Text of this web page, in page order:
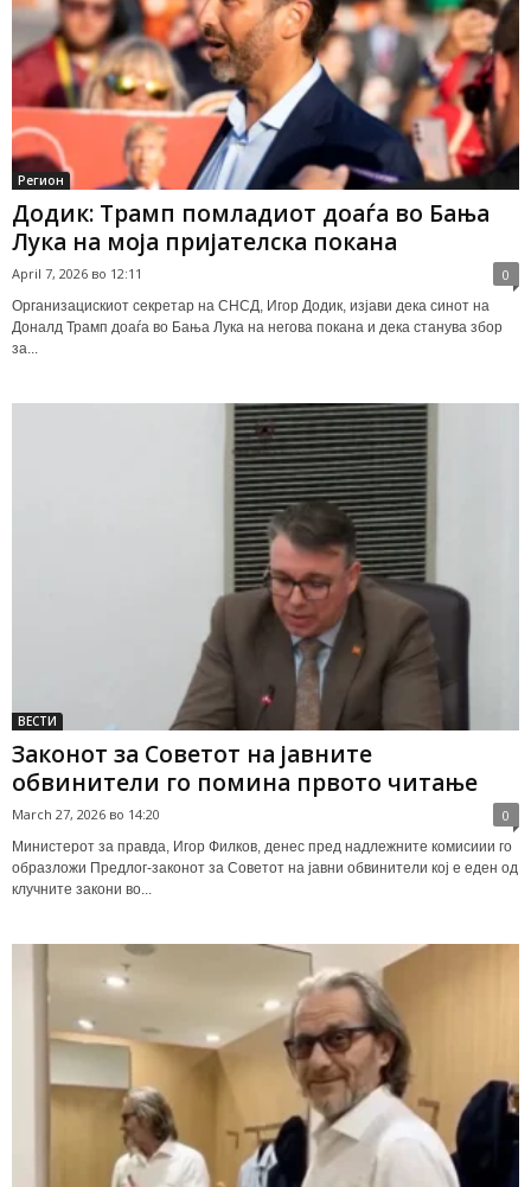
Регион
Додик: Трамп помладиот доаѓа во Бања
Лука на моја пријателска покана
April 7, 2026 во 12:11 0
Организацискиот секретар на СНСД, Игор Додик, изјави дека синот на
Доналд Трамп доаѓа во Бања Лука на негова покана и дека станува збор
за...
ВЕСТИ
Законот за Советот на јавните
обвинители го помина првото читање
March 27, 2026 во 14:20 0
Министерот за правда, Игор Филков, денес пред надлежните комисиии го
образложи Предлог-законот за Советот на јавни обвинители кој е еден од
клучните закони во...